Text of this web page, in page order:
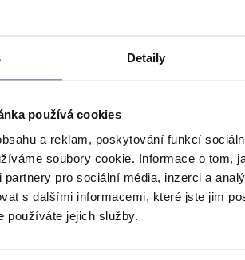
Detaily
používá cookies
a reklam, poskytování funkcí
soubory cookie. Informace o tom,
pro sociální média, inzerci a
s dalšími informacemi, které jste jim
používáte jejich služby.
Co potřebujete vědět,
nebo stát chce finančně podpořit váš
vám dotaci na rozvoj společnosti
světa veřejné podpory, který má svá přísná
Bold • 6. srpna 2026, 07:39